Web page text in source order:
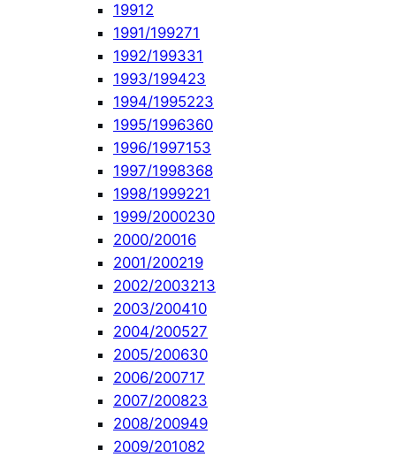
19912
1991/199271
1992/199331
1993/199423
1994/1995223
1995/1996360
1996/1997153
1997/1998368
1998/1999221
1999/2000230
2000/20016
2001/200219
2002/2003213
2003/200410
2004/200527
2005/200630
2006/200717
2007/200823
2008/200949
2009/201082